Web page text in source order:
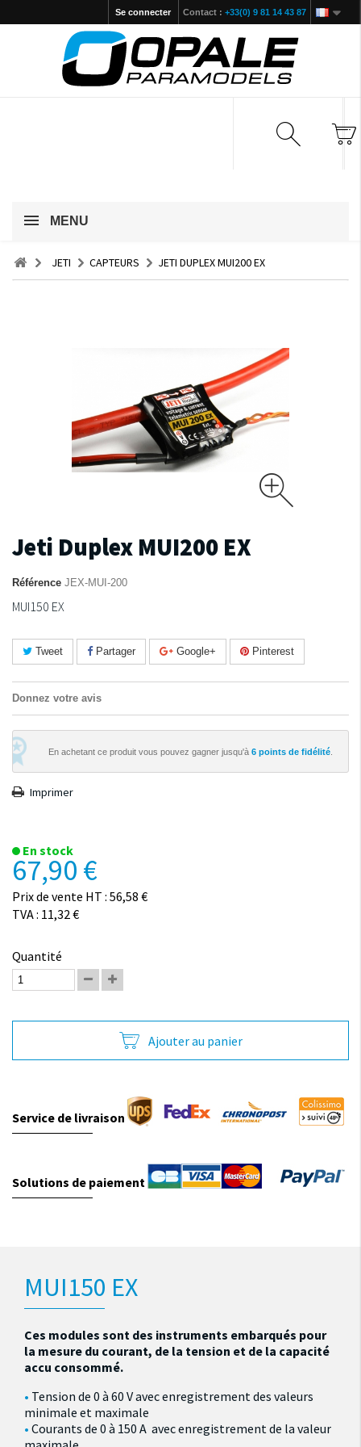
Contact : +33(0) 9 81 14 43 87
Se connecter
MENU
JETI CAPTEURS JETI DUPLEX MUI200 EX
Jeti Duplex MUI200 EX
Référence JEX-MUI-200
MUI150 EX
Tweet Partager Google+ Pinterest
Donnez votre avis
En achetant ce produit vous pouvez gagner jusqu'à 6 points de fidélité
Imprimer
En stock
67,90 €
Prix de vente HT : 56,58 €
TVA : 11,32 €
Quantité
Ajouter au panier
Service de livraison
Solutions de paiement
MUI150 EX
Ces modules sont des instruments embarqués pour
la mesure du courant, de la tension et de la capacité
accu consommé.
Tension de 0 à 60 V avec enregistrement des valeurs
minimale et maximale
Courants de 0 à 150 A avec enregistrement de la valeur